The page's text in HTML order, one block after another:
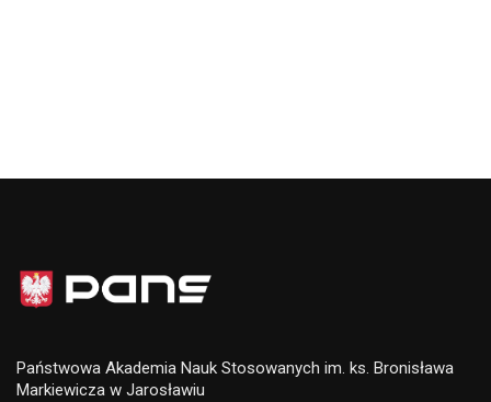
Państwowa Akademia Nauk Stosowanych im. ks. Bronisława
Markiewicza w Jarosławiu